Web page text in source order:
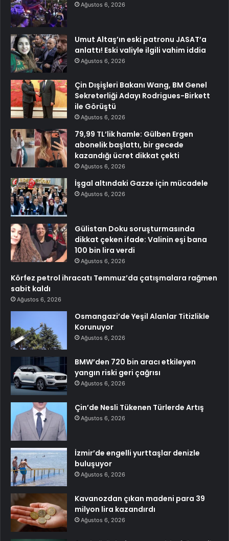
Ağustos 6, 2026
Umut Altaş’ın eski patronu JASAT’a
anlattı! Eski valiyle ilgili vahim iddia
Ağustos 6, 2026
Çin Dışişleri Bakanı Wang, BM Genel
Sekreterliği Adayı Rodrigues-Birkett
ile Görüştü
Ağustos 6, 2026
79,99 TL’lik hamle: Gülben Ergen
abonelik başlattı, bir gecede
kazandığı ücret dikkat çekti
Ağustos 6, 2026
İşgal altındaki Gazze için mücadele
Ağustos 6, 2026
Gülistan Doku soruşturmasında
dikkat çeken ifade: Valinin eşi bana
100 bin lira verdi
Ağustos 6, 2026
Körfez petrol ihracatı Temmuz’da çatışmalara rağmen
sabit kaldı
Ağustos 6, 2026
Osmangazi’de Yeşil Alanlar Titizlikle
Korunuyor
Ağustos 6, 2026
BMW’den 720 bin aracı etkileyen
yangın riski geri çağrısı
Ağustos 6, 2026
Çin’de Nesli Tükenen Türlerde Artış
Ağustos 6, 2026
İzmir’de engelli yurttaşlar denizle
buluşuyor
Ağustos 6, 2026
Kavanozdan çıkan madeni para 39
milyon lira kazandırdı
Ağustos 6, 2026